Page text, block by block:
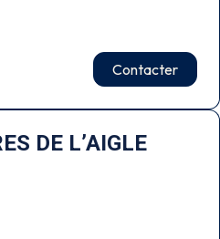
Contacter
DE L’AIGLE